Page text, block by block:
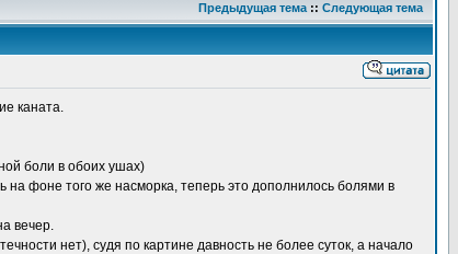
Предыдущая тема :: Следующая тема
каната.
боли в обоих ушах)
на фоне того же насморка, теперь это дополнилось болями в
вечер.
нет), судя по картине давность не более суток, а начало